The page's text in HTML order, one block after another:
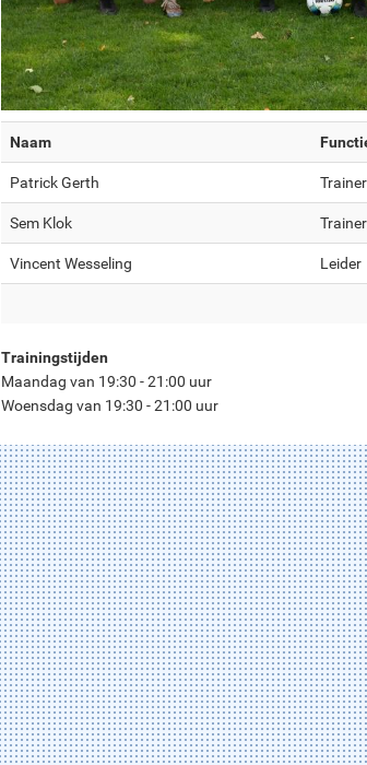
Naam
Patrick Gerth Trainer
Sem Klok
Vincent Wesseling Leider
Trainingstijden
Maandag van 19:30 - 21:00 uur
Woensdag van 19:30 - 21:00 uur